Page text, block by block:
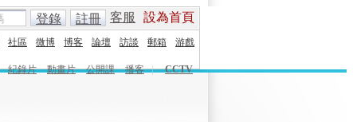
客服 設為首頁
登錄 註冊
社區 微博 博客 論壇 訪談 郵箱 游戲
紀錄片 動畫片 公開課 播客 |
CCTV